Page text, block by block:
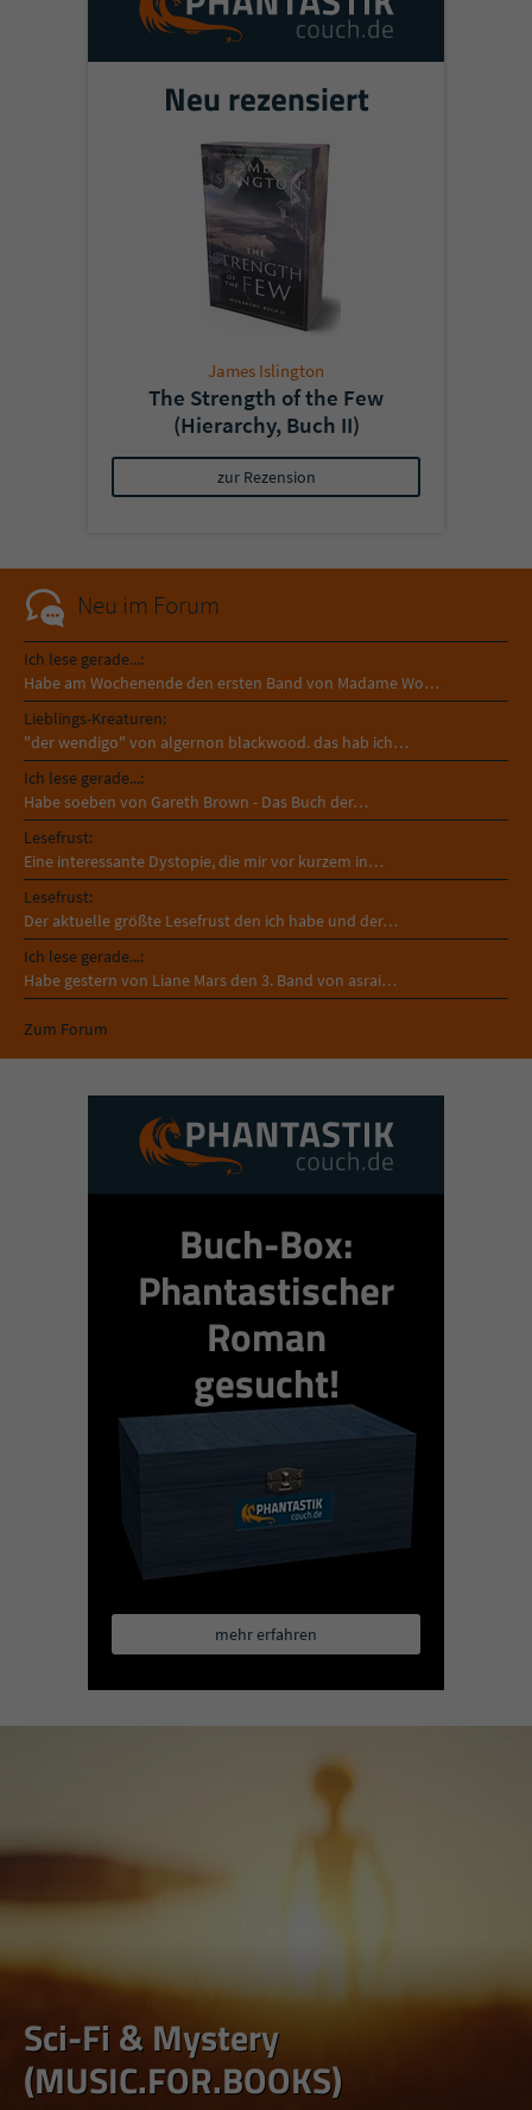
Neu rezensiert
James Islington
The Strength of the Few
(Hierarchy, Buch II)
zur Rezension
Neu im Forum
Ich lese gerade...:
Habe am Wochenende den ersten Band von Madame Wo…
Lieblings-Kreaturen:
"der wendigo" von algernon blackwood. das hab ich…
Ich lese gerade...:
Habe soeben von Gareth Brown - Das Buch der…
Lesefrust:
Eine interessante Dystopie, die mir vor kurzem in…
Lesefrust:
Der aktuelle größte Lesefrust den ich habe und der…
Ich lese gerade...:
Habe gestern von Liane Mars den 3. Band von asrai…
Zum Forum
Buch-Box:
Phantastischer
Roman
gesucht!
mehr erfahren
Sci-Fi & Mystery
(MUSIC.FOR.BOOKS)